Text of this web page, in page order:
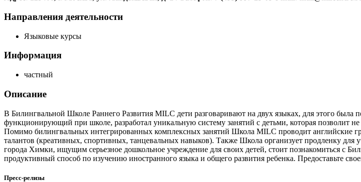
Направления деятельности
Языковые курсы
Информация
частный
Описание
В Билингвальной Школе Раннего Развития MILC дети разговаривают на двух языках, для этого
функционирующий при школе, разработал уникальную систему занятий с детьми, которая позволит
Помимо билингвальных интегрированных комплексных занятий Школа MILC проводит английские
талантов (креативных, спортивных, танцевальных навыков). Также Школа организует продленку
города Химки, ищущим серьезное дошкольное учреждение для своих детей, стоит познакомиться с
продуктивный способ по изучению иностранного языка и общего развития ребенка. Предоставьте
Пресс-релизы